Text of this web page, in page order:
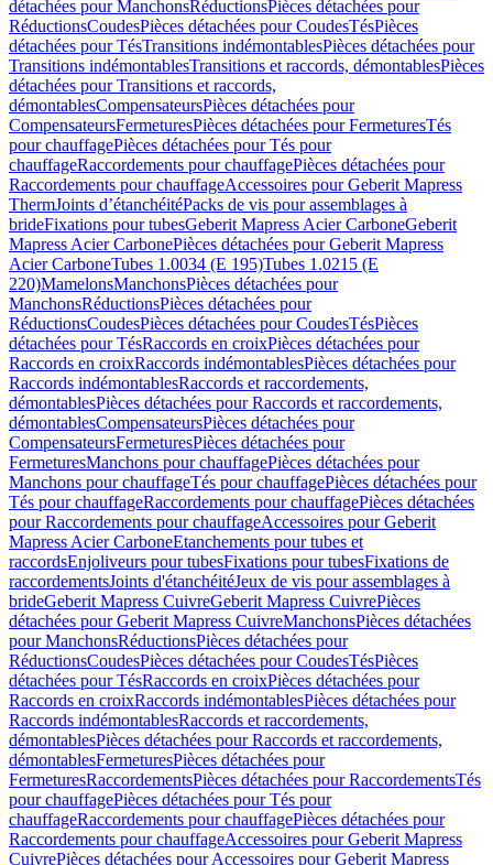
détachées pour ManchonsRéductionsPièces détachées pour
RéductionsCoudesPièces détachées pour CoudesTésPièces
détachées pour TésTransitions indémontablesPièces détachées pour
Transitions indémontablesTransitions et raccords, démontablesPièces
détachées pour Transitions et raccords,
démontablesCompensateursPièces détachées pour
CompensateursFermeturesPièces détachées pour FermeturesTés
pour chauffagePièces détachées pour Tés pour
chauffageRaccordements pour chauffagePièces détachées pour
Raccordements pour chauffageAccessoires pour Geberit Mapress
ThermJoints d’étanchéitéPacks de vis pour assemblages à
brideFixations pour tubesGeberit Mapress Acier CarboneGeberit
Mapress Acier CarbonePièces détachées pour Geberit Mapress
Acier CarboneTubes 1.0034 (E 195)Tubes 1.0215 (E
220)MamelonsManchonsPièces détachées pour
ManchonsRéductionsPièces détachées pour
RéductionsCoudesPièces détachées pour CoudesTésPièces
détachées pour TésRaccords en croixPièces détachées pour
Raccords en croixRaccords indémontablesPièces détachées pour
Raccords indémontablesRaccords et raccordements,
démontablesPièces détachées pour Raccords et raccordements,
démontablesCompensateursPièces détachées pour
CompensateursFermeturesPièces détachées pour
FermeturesManchons pour chauffagePièces détachées pour
Manchons pour chauffageTés pour chauffagePièces détachées pour
Tés pour chauffageRaccordements pour chauffagePièces détachées
pour Raccordements pour chauffageAccessoires pour Geberit
Mapress Acier CarboneEtanchements pour tubes et
raccordsEnjoliveurs pour tubesFixations pour tubesFixations de
raccordementsJoints d'étanchéitéJeux de vis pour assemblages à
brideGeberit Mapress CuivreGeberit Mapress CuivrePièces
détachées pour Geberit Mapress CuivreManchonsPièces détachées
pour ManchonsRéductionsPièces détachées pour
RéductionsCoudesPièces détachées pour CoudesTésPièces
détachées pour TésRaccords en croixPièces détachées pour
Raccords en croixRaccords indémontablesPièces détachées pour
Raccords indémontablesRaccords et raccordements,
démontablesPièces détachées pour Raccords et raccordements,
démontablesFermeturesPièces détachées pour
FermeturesRaccordementsPièces détachées pour RaccordementsTés
pour chauffagePièces détachées pour Tés pour
chauffageRaccordements pour chauffagePièces détachées pour
Raccordements pour chauffageAccessoires pour Geberit Mapress
CuivrePièces détachées pour Accessoires pour Geberit Mapress